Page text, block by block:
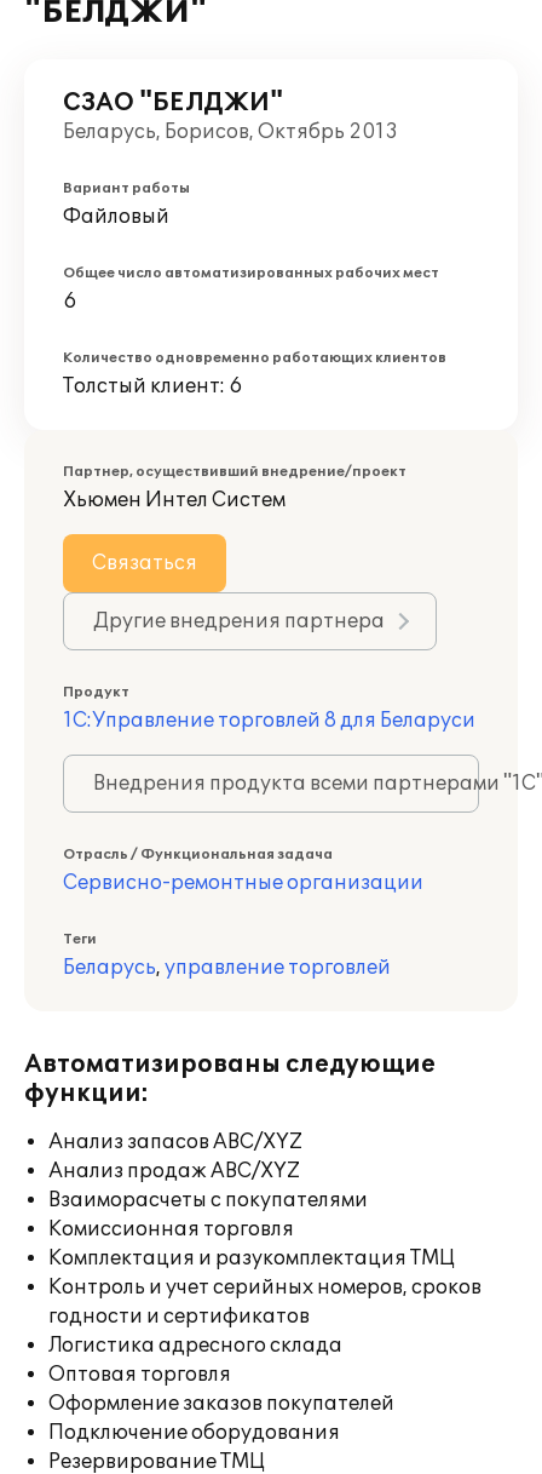
"БЕЛДЖИ"
СЗАО "БЕЛДЖИ"
Беларусь, Борисов, Октябрь 2013
Вариант работы
Файловый
Общее число автоматизированных рабочих мест
6
Количество одновременно работающих клиентов
Толстый клиент: 6
Партнер, осуществивший внедрение/проект
Хьюмен Интел Систем
Связаться
Другие внедрения партнера
Продукт
1С:Управление торговлей 8 для Беларуси
Внедрения продукта всеми партнерами
Отрасль / Функциональная задача
Сервисно-ремонтные организации
Теги
Беларусь, управление торговлей
Автоматизированы следующие
функции:
Анализ запасов ABC/XYZ
Анализ продаж ABC/XYZ
Взаиморасчеты с покупателями
Комиссионная торговля
Комплектация и разукомплектация ТМЦ
Контроль и учет серийных номеров, сроков
годности и сертификатов
Логистика адресного склада
Оптовая торговля
Оформление заказов покупателей
Подключение оборудования
Резервирование ТМЦ